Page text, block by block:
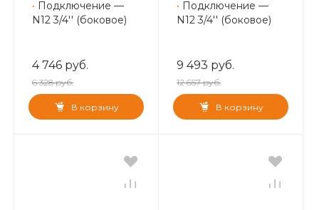
• Подключение —
N12 3/4'' (боковое)
4 746 руб.
6 328 руб.
В корзину
• Подключение —
N12 3/4'' (боковое)
9 493 руб.
12 657 руб.
В корзину